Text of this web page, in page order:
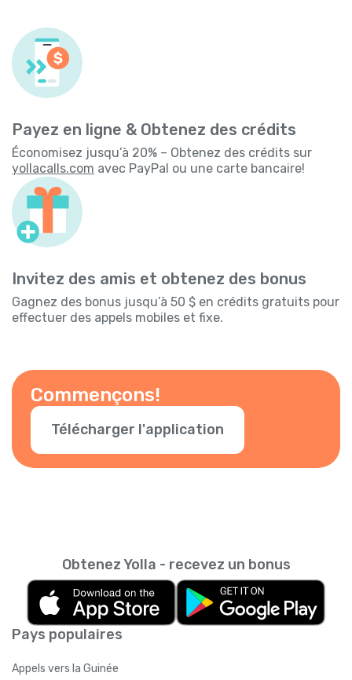
Payez en ligne & Obtenez des crédits
Économisez jusqu’à 20% – Obtenez des crédits sur
yollacalls.com avec PayPal ou une carte bancaire!
Invitez des amis et obtenez des bonus
Gagnez des bonus jusqu’à 50 $ en crédits gratuits pour
effectuer des appels mobiles et fixe.
Commençons!
Télécharger l'application
Pays populaires
Appels vers la Guinée
Obtenez Yolla - recevez un bonus